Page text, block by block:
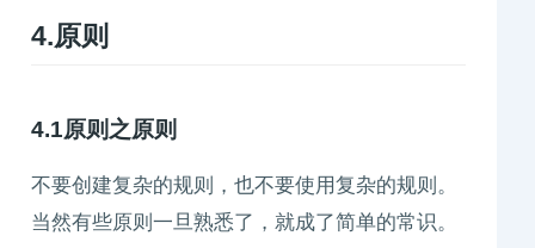
4.原则
4.1原则之原则
不要创建复杂的规则，也不要使用复杂的规则。
当然有些原则一旦熟悉了，就成了简单的常识。